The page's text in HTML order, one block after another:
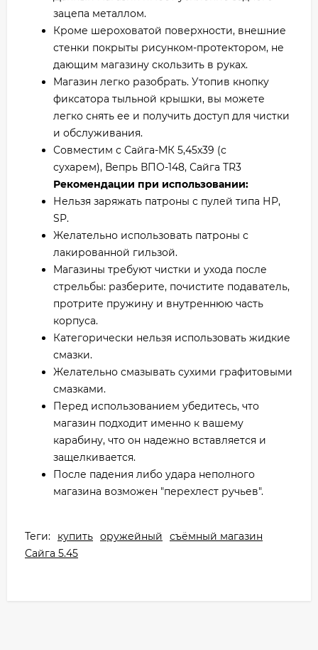
зацепа металлом.
Кроме шероховатой поверхности, внешние
стенки покрыты рисунком-протектором, не
дающим магазину скользить в руках.
Магазин легко разобрать. Утопив кнопку
фиксатора тыльной крышки, вы можете
легко снять ее и получить доступ для чистки
и обслуживания.
Совместим с Сайга-МК 5,45х39 (с
сухарем), Вепрь ВПО-148, Сайга TR3
Рекомендации при использовании:
Нельзя заряжать патроны с пулей типа НР,
SP.
Желательно использовать патроны с
лакированной гильзой.
Магазины требуют чистки и ухода после
стрельбы: разберите, почистите подаватель,
протрите пружину и внутреннюю часть
корпуса.
Категорически нельзя использовать жидкие
смазки.
Желательно смазывать сухими графитовыми
смазками.
Перед использованием убедитесь, что
магазин подходит именно к вашему
карабину, что он надежно вставляется и
защелкивается.
После падения либо удара неполного
магазина возможен "перехлест ручьев".
Теги: купить оружейный
съёмный магазин
Сайга 5.45